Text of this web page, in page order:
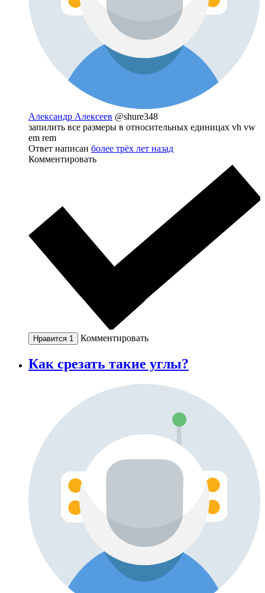
Александр Алексеев @shure348
запилить все размеры в относительных единицах vh vw
em rem
Ответ написан более трёх лет назад
Комментировать
Нравится 1 Комментировать
Как срезать такие углы?